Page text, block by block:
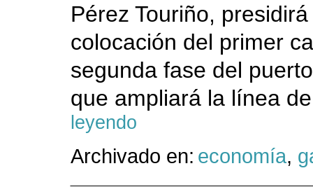
Pérez Touriño,
colocación del primer
segunda fase del
que ampliará la línea
leyendo
Archivado en: economía,